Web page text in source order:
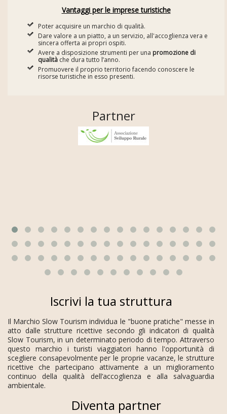
Vantaggi per le imprese turistiche
Poter acquisire un marchio di qualità.
Dare valore a un piatto, a un servizio, all'accoglienza vera e
sincera offerta ai propri ospiti.
Avere a disposizione strumenti per una promozione di
qualità che dura tutto l’anno.
Promuovere il proprio territorio facendo conoscere le
risorse turistiche in esso presenti.
Partner
Iscrivi la tua struttura
Il Marchio Slow Tourism individua le "buone pratiche" messe in
atto dalle strutture ricettive secondo gli indicatori di qualità
Slow Tourism, in un determinato periodo di tempo. Attraverso
questo marchio i turisti viaggiatori hanno l'opportunità di
scegliere consapevolmente per le proprie vacanze, le strutture
ricettive che partecipano attivamente a un miglioramento
continuo della qualità dell’accoglienza e alla salvaguardia
ambientale.
Diventa partner